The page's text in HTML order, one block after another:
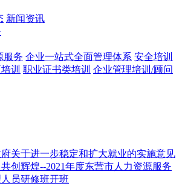
新闻资讯
服务 企业一站式全面管理体系 安全培训
训 职业证书类培训 企业管理培训/顾问
关于进一步稳定和扩大就业的实施意见
共创辉煌--2021年度东营市人力资源服务
员研修班开班